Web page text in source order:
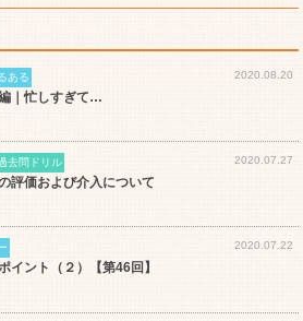
ある 2020.08.20
｜忙しすぎて…
去問ドリル 2020.07.27
評価および介入について
2020.07.22
イント（２）【第46回】